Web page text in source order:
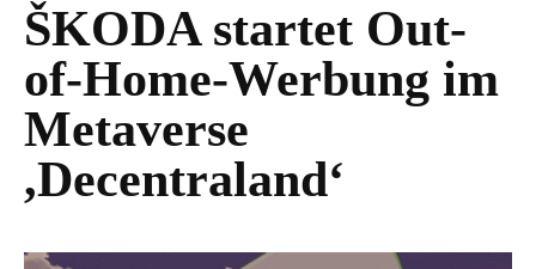
ŠKODA startet Out-
of-Home-Werbung im
Metaverse
,Decentraland‘